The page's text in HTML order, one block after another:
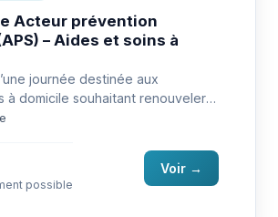
Acteur prévention
– Aides et soins à
journée destinée aux
à domicile souhaitant renouveler
Acteur Prévention Secours (APS-
possible
Voir →